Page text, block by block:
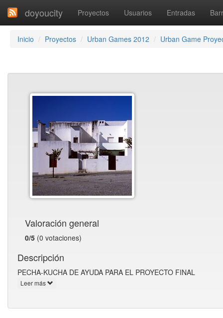
doyoucity Proyectos Usuarios Entradas
Inicio Proyectos Urban Games 2012 Urban Game
Valoración general
0/5 (0 votaciones)
Descripción
PECHA-KUCHA DE AYUDA PARA EL PROYECTO FINAL
Leer más